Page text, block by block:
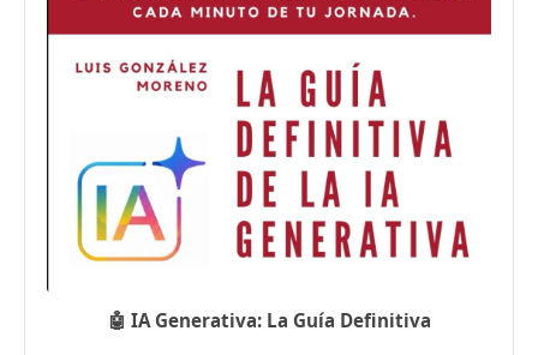
🤖 IA Generativa: La Guía Definitiva